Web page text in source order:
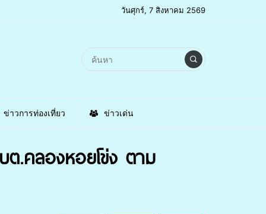
วันศุกร์, 7 สิงหาคม 2569
ข่าวการท่องเที่ยว ข่าวเด่น
.คลองหอยโข่ง ตาม